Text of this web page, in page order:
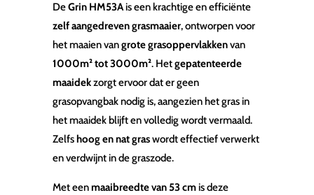
DeGrin HM53Ais een krachtige en efficiënte
zelf aangedreven grasmaaier, ontworpen voor
het maaien vangrote grasoppervlakkenvan
1000m² tot 3000m². Hetgepatenteerde
maaidekzorgt ervoor dat er geen
grasopvangbak nodig is, aangezien het gras in
het maaidek blijft en volledig wordt vermaald.
Zelfshoog en nat graswordt effectief verwerkt
en verdwijnt in de graszode.
Met eenmaaibreedte van 53 cmis deze